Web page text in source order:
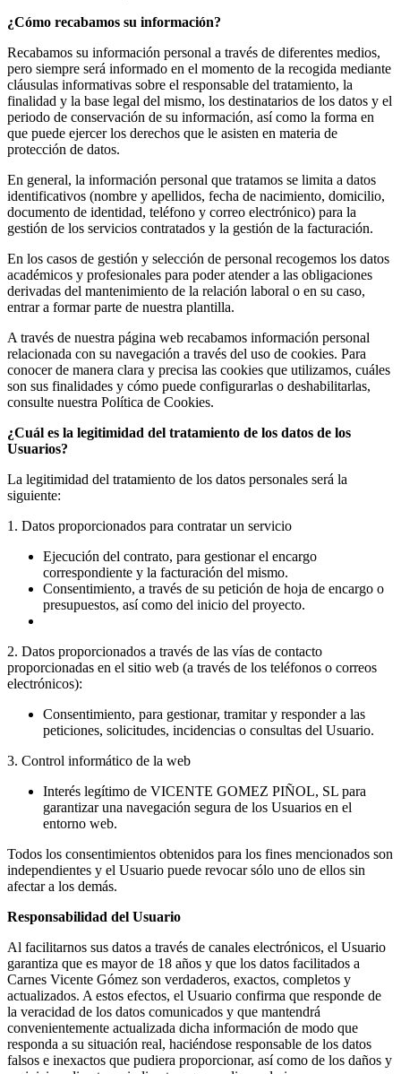
¿Cómo recabamos su información?
Recabamos su información personal a través de diferentes medios,
pero siempre será informado en el momento de la recogida mediante
cláusulas informativas sobre el responsable del tratamiento, la
finalidad y la base legal del mismo, los destinatarios de los datos y el
periodo de conservación de su información, así como la forma en
que puede ejercer los derechos que le asisten en materia de
protección de datos.
En general, la información personal que tratamos se limita a datos
identificativos (nombre y apellidos, fecha de nacimiento, domicilio,
documento de identidad, teléfono y correo electrónico) para la
gestión de los servicios contratados y la gestión de la facturación.
En los casos de gestión y selección de personal recogemos los datos
académicos y profesionales para poder atender a las obligaciones
derivadas del mantenimiento de la relación laboral o en su caso,
entrar a formar parte de nuestra plantilla.
A través de nuestra página web recabamos información personal
relacionada con su navegación a través del uso de cookies. Para
conocer de manera clara y precisa las cookies que utilizamos, cuáles
son sus finalidades y cómo puede configurarlas o deshabilitarlas,
consulte nuestra Política de Cookies.
¿Cuál es la legitimidad del tratamiento de los datos de los
Usuarios?
La legitimidad del tratamiento de los datos personales será la
siguiente:
1. Datos proporcionados para contratar un servicio
Ejecución del contrato, para gestionar el encargo
correspondiente y la facturación del mismo.
Consentimiento, a través de su petición de hoja de encargo o
presupuestos, así como del inicio del proyecto.
2. Datos proporcionados a través de las vías de contacto
proporcionadas en el sitio web (a través de los teléfonos o correos
electrónicos):
Consentimiento, para gestionar, tramitar y responder a las
peticiones, solicitudes, incidencias o consultas del Usuario.
3. Control informático de la web
Interés legítimo de VICENTE GOMEZ PIÑOL, SL para
garantizar una navegación segura de los Usuarios en el
entorno web.
Todos los consentimientos obtenidos para los fines mencionados son
independientes y el Usuario puede revocar sólo uno de ellos sin
afectar a los demás.
Responsabilidad del Usuario
Al facilitarnos sus datos a través de canales electrónicos, el Usuario
garantiza que es mayor de 18 años y que los datos facilitados a
Carnes Vicente Gómez son verdaderos, exactos, completos y
actualizados. A estos efectos, el Usuario confirma que responde de
la veracidad de los datos comunicados y que mantendrá
convenientemente actualizada dicha información de modo que
responda a su situación real, haciéndose responsable de los datos
falsos e inexactos que pudiera proporcionar, así como de los daños y